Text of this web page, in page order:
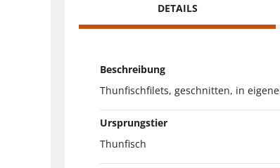
DETAILS
Beschreibung
Thunfischfilets, geschnitten, in
Ursprungstier
Thunfisch